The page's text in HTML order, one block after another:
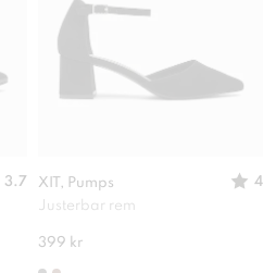
3.7
XIT, Pumps
4
Justerbar rem
399 kr